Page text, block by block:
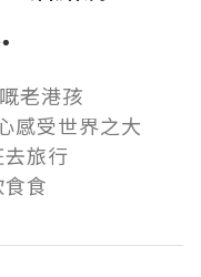
老港孩
感受世界之大
旅行
食